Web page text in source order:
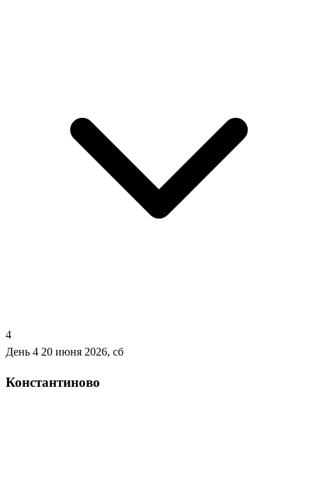
4
День 4 20 июня 2026, сб
Константиново